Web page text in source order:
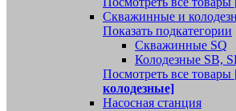
Скважинные и
Показать подкатегории
Скважинные SQ
Колодезные SB,
Посмотреть все товары
колодезные]
Насосная станция